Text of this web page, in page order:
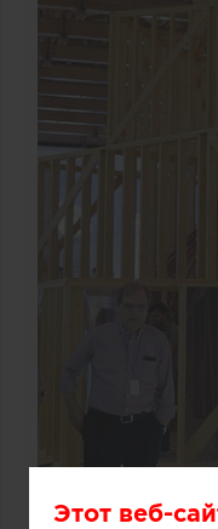
Этот веб-